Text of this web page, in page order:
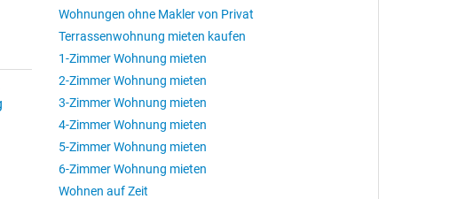
Wohnungen ohne Makler von Privat
Terrassenwohnung mieten kaufen
1-Zimmer Wohnung mieten
2-Zimmer Wohnung mieten
3-Zimmer Wohnung mieten
4-Zimmer Wohnung mieten
5-Zimmer Wohnung mieten
6-Zimmer Wohnung mieten
Wohnen auf Zeit